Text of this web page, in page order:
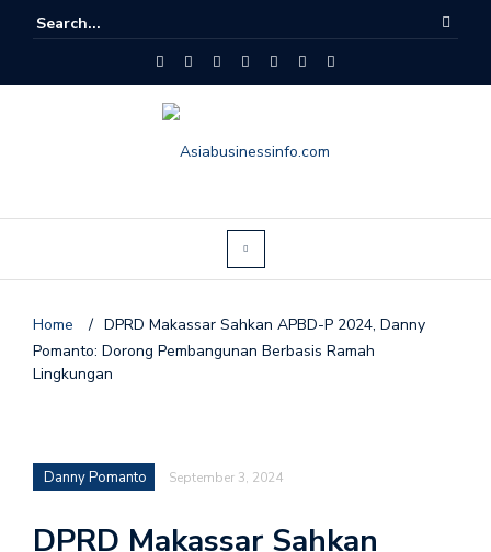
Home / DPRD Makassar Sahkan APBD-P 2024, Danny
Pomanto: Dorong Pembangunan Berbasis Ramah
Lingkungan
Danny Pomanto September 3, 2024
DPRD Makassar Sahkan